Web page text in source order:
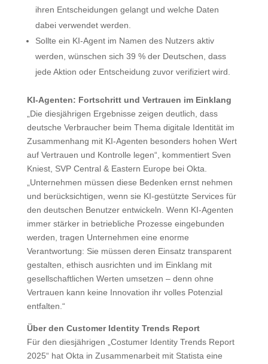
ihren Entscheidungen gelangt und welche Daten
dabei verwendet werden.
Sollte ein KI-Agent im Namen des Nutzers aktiv
werden, wünschen sich 39 % der Deutschen, dass
jede Aktion oder Entscheidung zuvor verifiziert wird.
KI-Agenten: Fortschritt und Vertrauen im Einklang
„Die diesjährigen Ergebnisse zeigen deutlich, dass
deutsche Verbraucher beim Thema digitale Identität im
Zusammenhang mit KI-Agenten besonders hohen Wert
auf Vertrauen und Kontrolle legen“, kommentiert Sven
Kniest, SVP Central & Eastern Europe bei Okta.
„Unternehmen müssen diese Bedenken ernst nehmen
und berücksichtigen, wenn sie KI-gestützte Services für
den deutschen Benutzer entwickeln. Wenn KI-Agenten
immer stärker in betriebliche Prozesse eingebunden
werden, tragen Unternehmen eine enorme
Verantwortung: Sie müssen deren Einsatz transparent
gestalten, ethisch ausrichten und im Einklang mit
gesellschaftlichen Werten umsetzen – denn ohne
Vertrauen kann keine Innovation ihr volles Potenzial
entfalten.“
Über den Customer Identity Trends Report
Für den diesjährigen „Costumer Identity Trends Report
2025“ hat Okta in Zusammenarbeit mit Statista eine